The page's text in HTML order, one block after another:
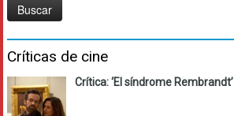
Críticas de cine
Crítica: ‘El síndrome Rembrandt’